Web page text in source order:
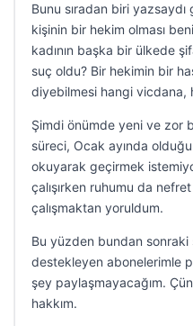
Bunu sıradan biri
kişinin bir hekim olması
kadının başka bir ülkede
suç oldu? Bir hekimin bir
diyebilmesi hangi vicdana,
Şimdi önümde yeni ve zor
süreci, Ocak ayında
okuyarak geçirmek
çalışırken ruhumu da
çalışmaktan yoruldum.
Bu yüzden bundan
destekleyen abonelerimle
şey paylaşmayacağım.
hakkım.